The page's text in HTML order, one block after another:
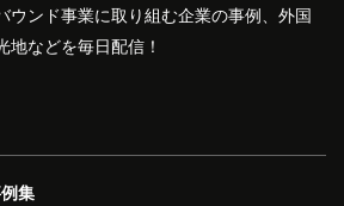
ウンド事業に取り組む企業の事例、外国
地などを毎日配信！
集